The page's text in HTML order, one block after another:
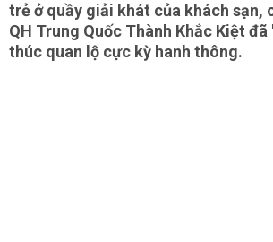
trẻ ở quầy giải khát của khách sạn,
QH Trung Quốc Thành Khắc Kiệt
thúc quan lộ cực kỳ hanh thông.